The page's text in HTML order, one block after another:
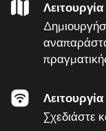
Σχεδιάστε